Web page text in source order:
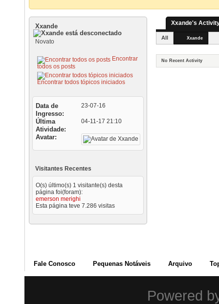
Xxande
Novato
Encontrar
todos os posts
Encontrar todos tópicos iniciados
Data de
Ingresso
23-07-16
Última
Atividade
04-11-17 21:10
Avatar
Visitantes Recentes
O(s) último(s) 1 visitante(s) desta
página foi(foram):
emerson merighi
Esta página teve 7.286 visitas
Xxande's
All Xxande
No Recent Activity
Fale Conosco Pequenas Notáveis Arquivo
Powered